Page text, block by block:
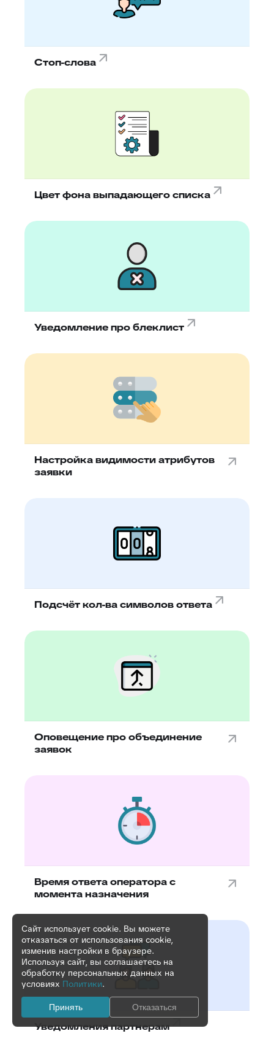
Стоп-слова
Цвет фона выпадающего списка
Уведомление про блеклист
Настройка видимости атрибутов
заявки
Подсчёт кол-ва символов ответа
Оповещение про объединение
заявок
Время ответа оператора с
момента назначения
Уведомления партнерам
Сайт использует cookie. Вы можете
отказаться от использования cookie,
изменив настройки в браузере.
Используя сайт, вы соглашаетесь на
обработку персональных данных на
условиях Политики.
Принять Отказаться